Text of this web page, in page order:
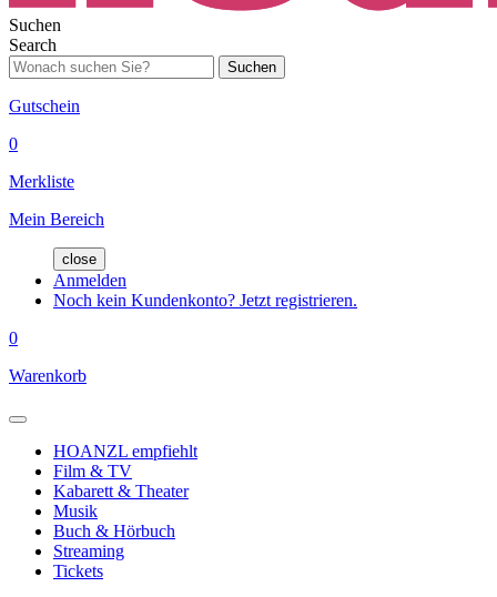
Suchen
Search
Suchen
Gutschein
0
Merkliste
Mein Bereich
close
Anmelden
Noch kein Kundenkonto? Jetzt registrieren.
0
Warenkorb
HOANZL empfiehlt
Film & TV
Kabarett & Theater
Musik
Buch & Hörbuch
Streaming
Tickets